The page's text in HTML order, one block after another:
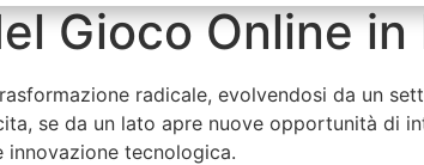
Gioco Online in
radicale, evolvendosi da un
se da un lato apre nuove opportunità di
innovazione tecnologica.